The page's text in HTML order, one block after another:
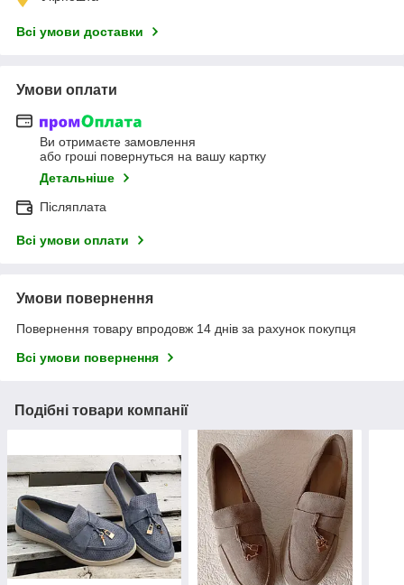
Всі умови доставки
Умови оплати
Ви отримаєте замовлення
або гроші повернуться на вашу картку
Детальніше
Післяплата
Всі умови оплати
Умови повернення
Повернення товару впродовж 14 днів за рахунок покупця
Всі умови повернення
Подібні товари компанії